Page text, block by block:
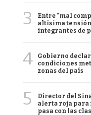
3
Entre "mal
altísima tensión
integrantes de
4
Gobierno
condiciones
zonas del país
5
Director del
alerta roja para
pasa con las